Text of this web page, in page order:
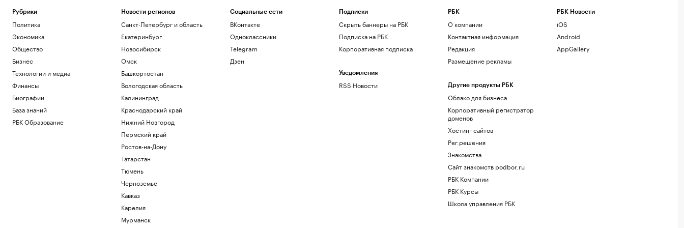
Общество
Зачем экономике России нужна
товарная биржа
РБК и Петербургская Биржа
Суд назвал Трампа «временным
жильцом» Белого дома и остановил
стройку
Политика
Зеленский впервые за время
президентства прибыл в Сербию
Политика
Как перейти «порог недоверия»:
Рубрики
Политика
Экономика
Общество
Бизнес
Технологии и медиа
Финансы
Биографии
База знаний
РБК Образование
Новости регионов
Санкт-Петербург и область
Екатеринбург
Новосибирск
Омск
Башкортостан
Вологодская область
Калининград
Краснодарский край
Нижний Новгород
Пермский край
Ростов-на-Дону
Татарстан
Тюмень
Черноземье
Кавказ
Карелия
Мурманск
Социальные сети
ВКонтакте
Одноклассники
Telegram
Дзен
Подписки
Скрыть баннеры на РБК
Подписка на РБК
Корпоративная подписка
Уведомления
RSS Новости
РБК
О компании
Контактная информация
Редакция
Размещение рекламы
Другие продукты РБК
Облако для бизнеса
Корпоративный регистратор
доменов
Хостинг сайтов
Рег.решения
Знакомства
Сайт знакомств podbor.ru
РБК Компании
РБК Курсы
Школа управления РБК
РБК Новости
iOS
Android
AppGallery